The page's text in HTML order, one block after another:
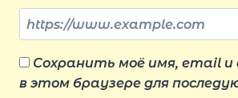
Сохранить моё имя, email
в этом браузере для